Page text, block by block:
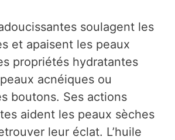
soulagent les
et apaisent les peaux
propriétés hydratantes
acnéiques ou
boutons. Ses actions
aident les peaux sèches
leur éclat. L’huile